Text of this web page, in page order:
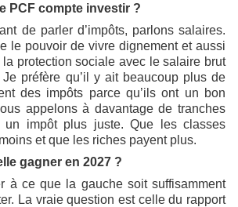
PCF compte investir ?
de parler d’impôts, parlons salaires.
le pouvoir de vivre dignement et aussi
la protection sociale avec le salaire brut
préfère qu’il y ait beaucoup plus de
des impôts parce qu’ils ont un bon
appelons à davantage de tranches
un impôt plus juste. Que les classes
et que les riches payent plus.
gagner en 2027 ?
à ce que la gauche soit suffisamment
La vraie question est celle du rapport